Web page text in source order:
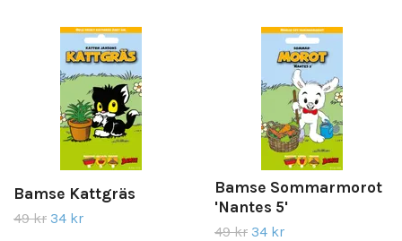
Bamse Kattgräs
49 kr 34 kr
Bamse Sommarmorot
'Nantes 5'
49 kr 34 kr